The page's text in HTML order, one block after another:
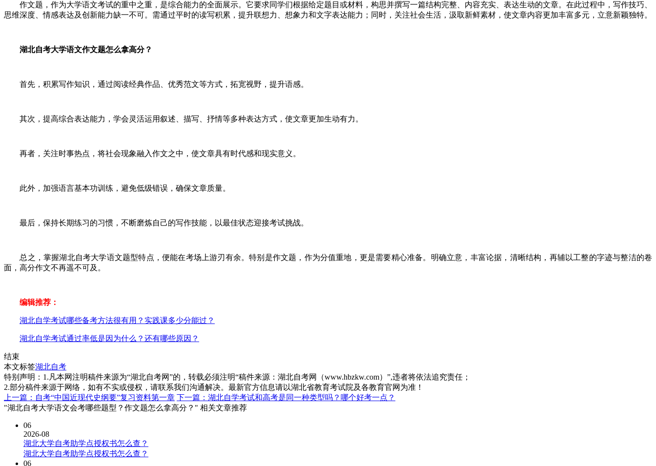
作文题，作为大学语文考试的重中之重，是综合能力的全面展示。它要求同学们根据给定题目或材料，构思并撰写一篇结构完整、内容充实、表达生动的文章。在此过程中，写作技巧、
思维深度、情感表达及创新能力缺一不可。需通过平时的读写积累，提升联想力、想象力和文字表达能力；同时，关注社会生活，汲取新鲜素材，使文章内容更加丰富多元，立意新颖独特。
湖北自考大学语文作文题怎么拿高分？
首先，积累写作知识，通过阅读经典作品、优秀范文等方式，拓宽视野，提升语感。
其次，提高综合表达能力，学会灵活运用叙述、描写、抒情等多种表达方式，使文章更加生动有力。
再者，关注时事热点，将社会现象融入作文之中，使文章具有时代感和现实意义。
此外，加强语言基本功训练，避免低级错误，确保文章质量。
最后，保持长期练习的习惯，不断磨炼自己的写作技能，以最佳状态迎接考试挑战。
总之，掌握湖北自考大学语文题型特点，便能在考场上游刃有余。特别是作文题，作为分值重地，更是需要精心准备。明确立意，丰富论据，清晰结构，再辅以工整的字迹与整洁的卷
面，高分作文不再遥不可及。
编辑推荐：
湖北自学考试哪些备考方法很有用？实践课多少分能过？
湖北自学考试通过率低是因为什么？还有哪些原因？
结束
本文标签湖北自考
特别声明：1.凡本网注明稿件来源为“湖北自考网”的，转载必须注明“稿件来源：湖北自考网（www.hbzkw.com）”,违者将依法追究责任；
2.部分稿件来源于网络，如有不实或侵权，请联系我们沟通解决。最新官方信息请以湖北省教育考试院及各教育官网为准！
上一篇：自考“中国近现代史纲要”复习资料第一章 下一篇：湖北自学考试和高考是同一种类型吗？哪个好考一点？
"湖北自考大学语文会考哪些题型？作文题怎么拿高分？" 相关文章推荐
06
2026-08
湖北大学自考助学点授权书怎么查？
湖北大学自考助学点授权书怎么查？
06